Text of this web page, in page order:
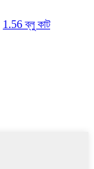
1.56 ব্লু কাট